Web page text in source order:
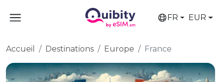
FR EUR
Accueil Destinations Europe France